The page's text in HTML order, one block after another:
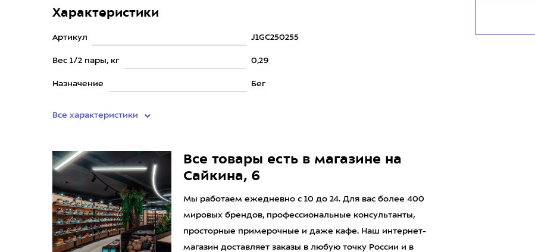
Характеристики
Артикул J1GC250255
Вес 1/2 пары, кг 0,29
Назначение Бег
Все характеристики
Все товары есть в магазине на
Сайкина, 6
Мы работаем ежедневно с 10 до 24. Для вас более 400
мировых брендов, профессиональные консультанты,
просторные примерочные и даже кафе. Наш интернет-
магазин доставляет заказы в любую точку России и в